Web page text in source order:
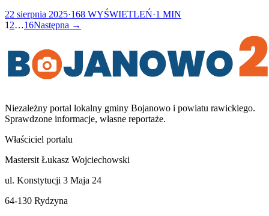
22 sierpnia 2025·168 WYŚWIETLEŃ·1 MIN
1 2…16Następna →
Niezależny portal lokalny gminy Bojanowo i powiatu rawickiego.
Sprawdzone informacje, własne reportaże.
Właściciel portalu
Mastersit Łukasz Wojciechowski
ul. Konstytucji 3 Maja 24
64-130 Rydzyna